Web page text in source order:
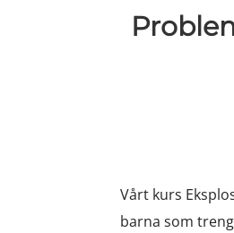
Vårt kurs
barna som